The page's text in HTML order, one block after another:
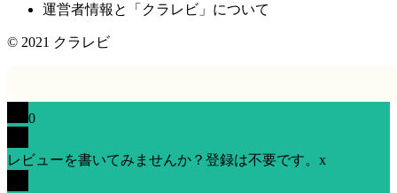
運営者情報と「クラレビ」について
© 2021 クラレビ
0
レビューを書いてみませんか？登録は不要です。 x